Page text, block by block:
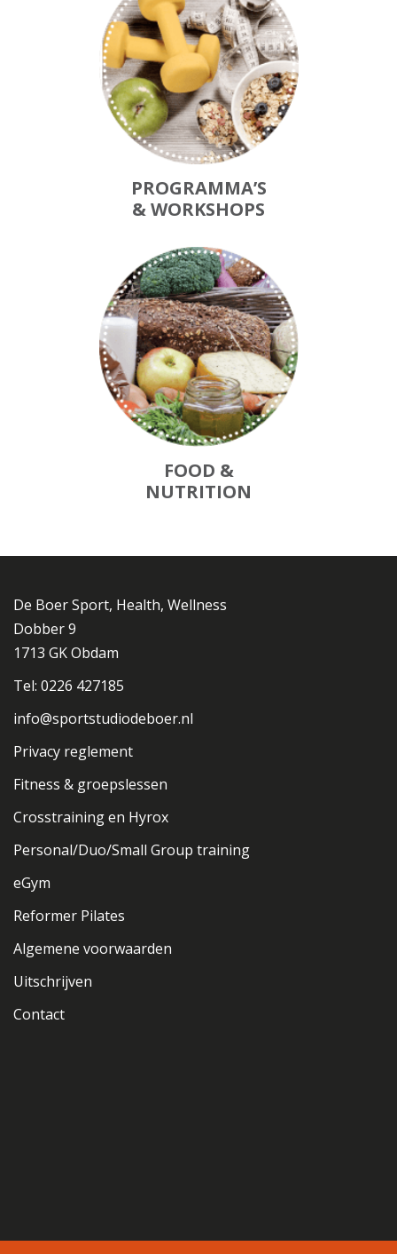
PROGRAMMA’S
& WORKSHOPS
FOOD &
NUTRITION
De Boer Sport, Health, Wellness
Dobber 9
1713 GK Obdam
Tel: 0226 427185
info@sportstudiodeboer.nl
Privacy reglement
Fitness & groepslessen
Crosstraining en Hyrox
Personal/Duo/Small Group training
eGym
Reformer Pilates
Algemene voorwaarden
Uitschrijven
Contact